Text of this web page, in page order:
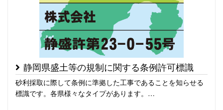
静岡県盛土等の規制に関する条例許可標識
砂利採取に際して条例に準拠した工事であることを知らせる
標識です。各県様々なタイプがあります。…